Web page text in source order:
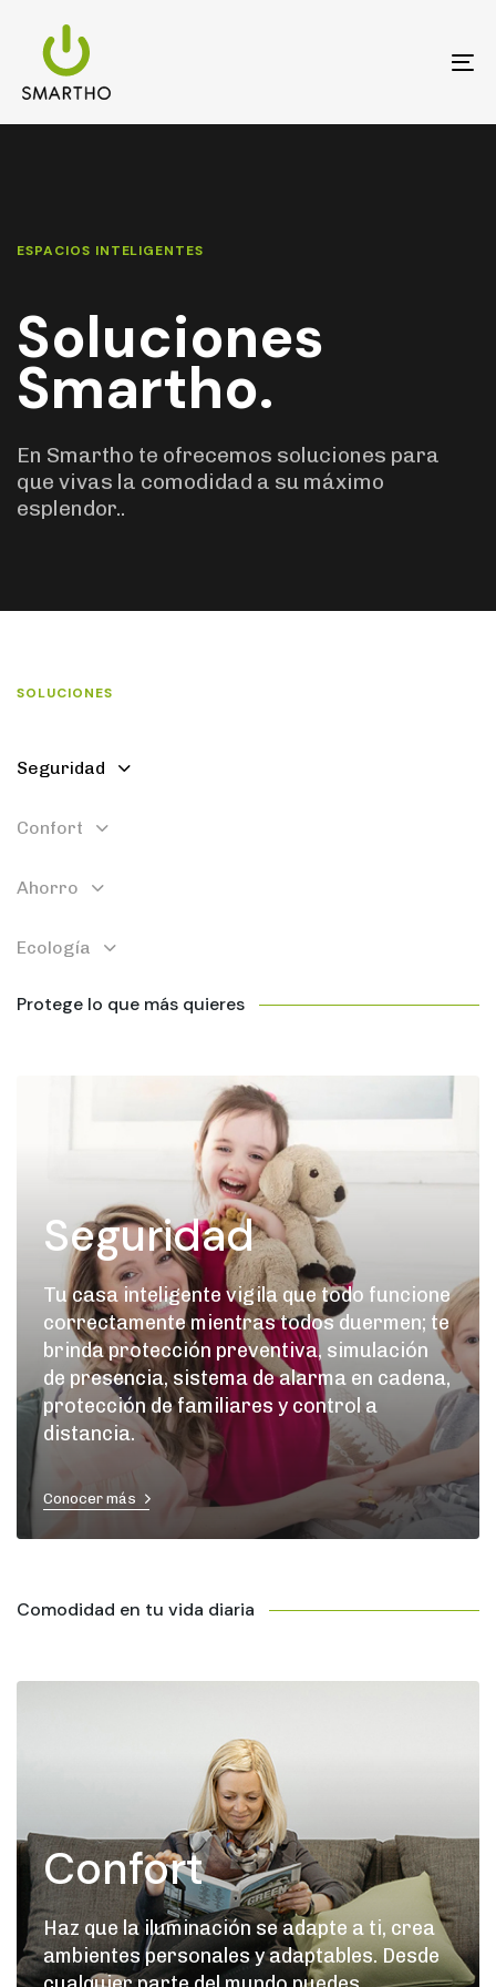
to
primary
navigation
Skip
ESPACIOS INTELIGENTES
Soluciones
Smartho.
En Smartho te ofrecemos soluciones para
que vivas la comodidad a su máximo
esplendor..
SOLUCIONES
Seguridad
Confort
Ahorro
Ecología
Protege lo que más quieres
Seguridad
Tu casa inteligente vigila que todo funcione
correctamente mientras todos duermen; te
brinda protección preventiva, simulación
de presencia, sistema de alarma en cadena,
protección de familiares y control a
distancia.
Conocer más
Comodidad en tu vida diaria
Confort
Haz que la iluminación se adapte a ti, crea
ambientes personales y adaptables. Desde